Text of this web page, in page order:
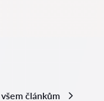
článkům